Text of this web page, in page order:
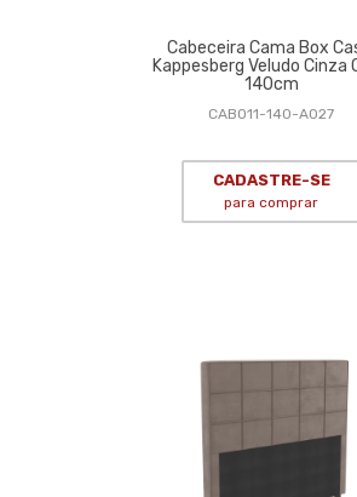
Cabeceira Cama Box
Kappesberg Veludo Cinza
140cm
CAB011-140-A027
CADASTRE-SE
para comprar